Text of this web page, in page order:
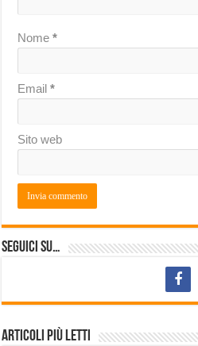
Nome*
Email*
Sito web
Seguici su…
Articoli più letti